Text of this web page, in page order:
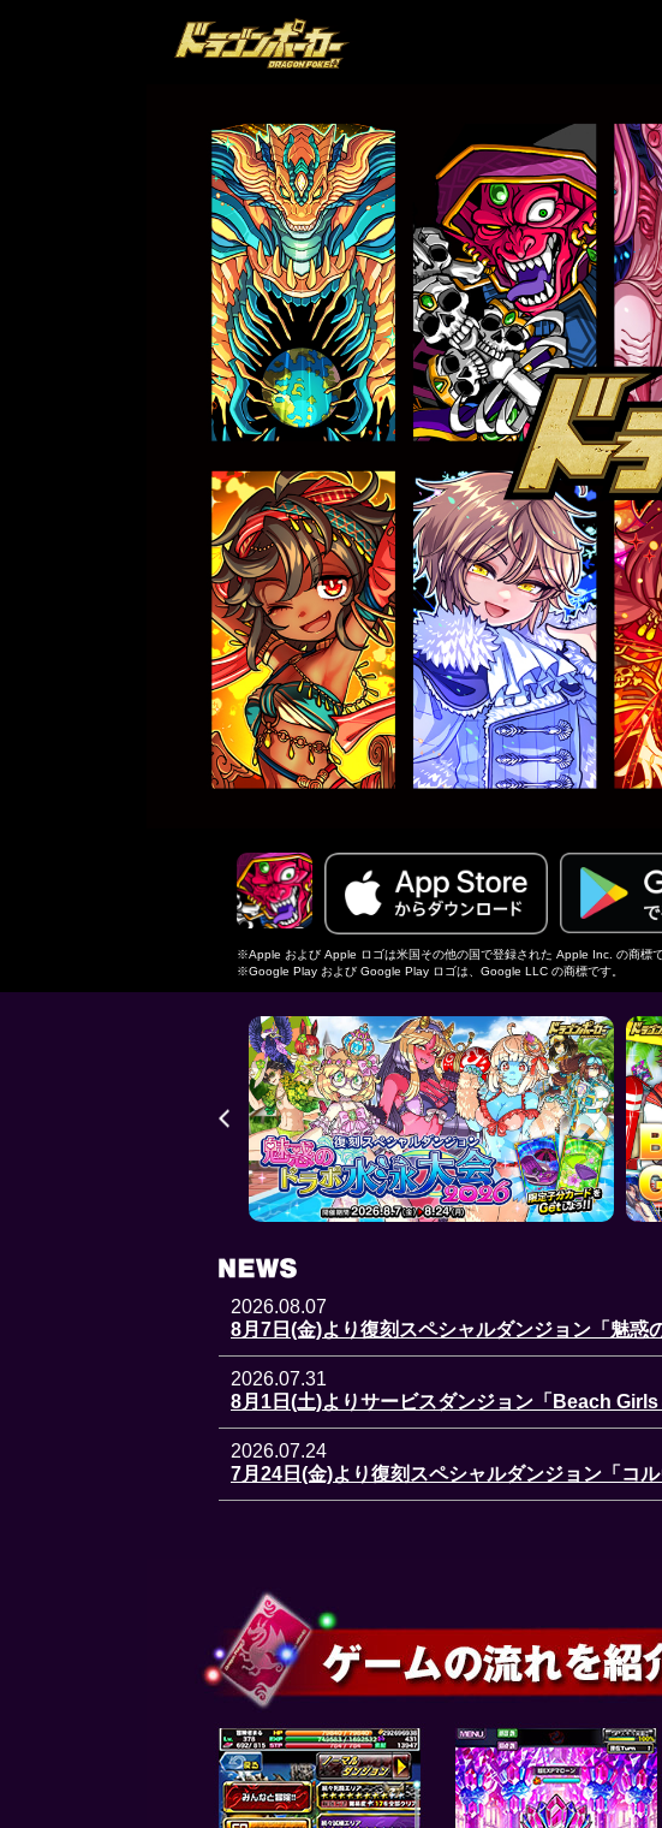
※Apple および Apple ロゴは米国その他の国で登録された Apple Inc. の商標
※Google Play および Google Play ロゴは、Google LLC の商標です。
2026.08.07
8月7日(金)より復刻スペシャルダンジョン「魅惑
2026.07.31
8月1日(土)よりサービスダンジョン「Beach Girls
2026.07.24
7月24日(金)より復刻スペシャルダンジョン「コ